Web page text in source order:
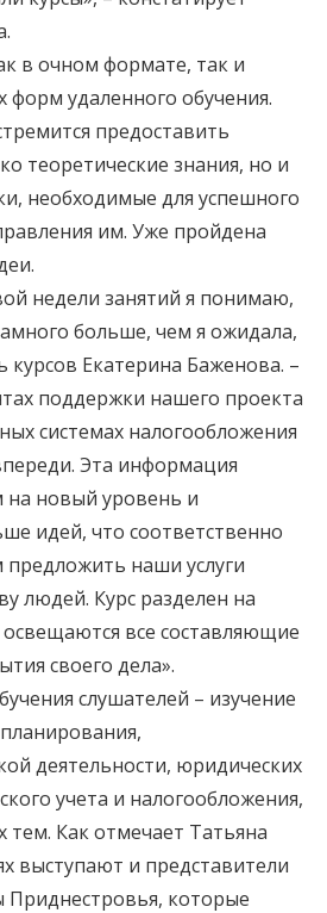
в очном формате, так и
форм удаленного обучения.
предоставить
теоретические знания, но и
необходимые для успешного
им. Уже пройдена
недели занятий я понимаю,
больше, чем я ожидала,
курсов Екатерина Баженова. –
поддержки нашего проекта
системах налогообложения
Эта информация
новый уровень и
идей, что соответственно
наши услуги
людей. Курс разделен на
все составляющие
своего дела».
слушателей – изучение
деятельности, юридических
учета и налогообложения,
тем. Как отмечает Татьяна
выступают и представители
Приднестровья, которые